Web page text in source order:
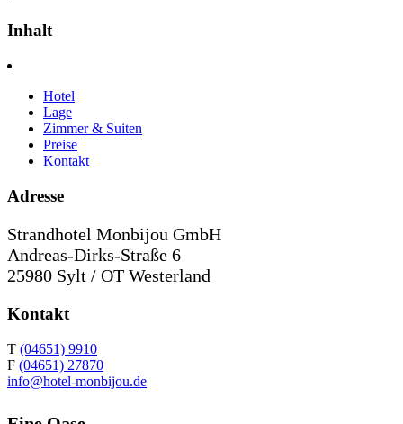
Inhalt
Hotel
Lage
Zimmer & Suiten
Preise
Kontakt
Adresse
Strandhotel Monbijou GmbH
Andreas-Dirks-Straße 6
25980 Sylt / OT Westerland
Kontakt
T (04651) 9910
F (04651) 27870
info@hotel-monbijou.de